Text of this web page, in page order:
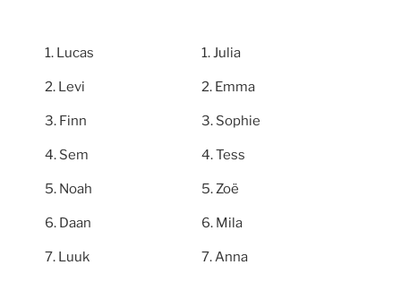
Lucas
Levi
Finn
Sem
Noah
Daan
Luuk
Julia
Emma
Sophie
Tess
Zoë
Mila
Anna